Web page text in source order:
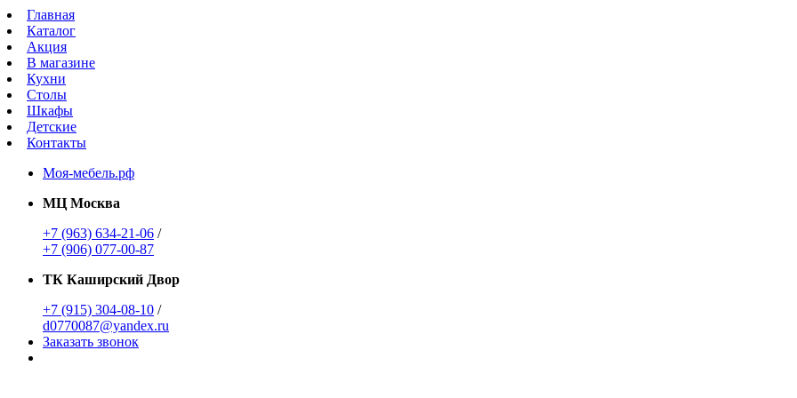
Главная
Каталог
Акция
В магазине
Кухни
Столы
Шкафы
Детские
Контакты
Моя-мебель.рф
МЦ Москва
+7 (963) 634-21-06 /
+7 (906) 077-00-87
ТК Каширский Двор
+7 (915) 304-08-10 /
d0770087@yandex.ru
Заказать звонок